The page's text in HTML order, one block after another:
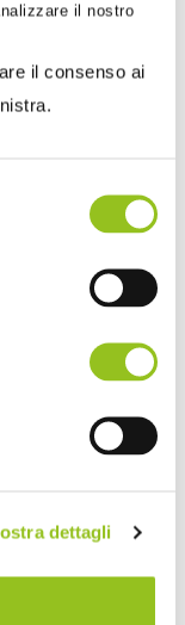
il nostro
il consenso ai
dettagli
novità fiscali
il 1° gennaio la